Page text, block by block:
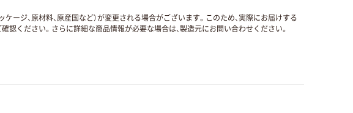
ージ、原材料、原産国など）が変更される場合がございます。このため、実際にお届けする
ください。さらに詳細な商品情報が必要な場合は、製造元にお問い合わせください。